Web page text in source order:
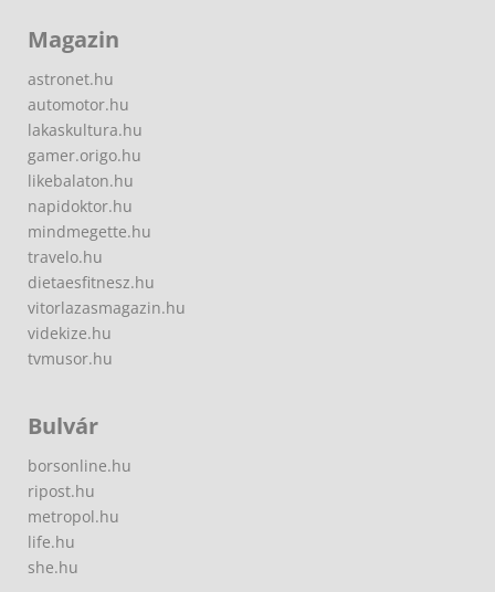
Magazin
astronet.hu
automotor.hu
lakaskultura.hu
gamer.origo.hu
likebalaton.hu
napidoktor.hu
mindmegette.hu
travelo.hu
dietaesfitnesz.hu
vitorlazasmagazin.hu
videkize.hu
tvmusor.hu
Bulvár
borsonline.hu
ripost.hu
metropol.hu
life.hu
she.hu